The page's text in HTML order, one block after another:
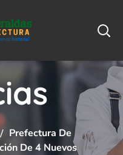
Prefectura De
De 4 Nuevos